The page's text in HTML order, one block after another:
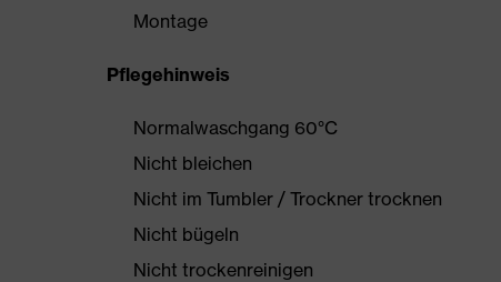
Montage
Pflegehinweis
Normalwaschgang 60°C
Nicht bleichen
Nicht im Tumbler / Trockner trocknen
Nicht bügeln
Nicht trockenreinigen